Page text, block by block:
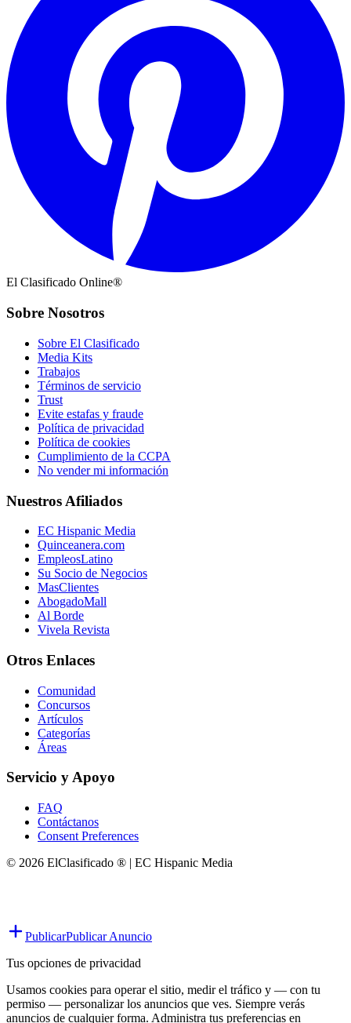
El Clasificado Online®
Sobre Nosotros
Sobre El Clasificado
Media Kits
Trabajos
Términos de servicio
Trust
Evite estafas y fraude
Política de privacidad
Política de cookies
Cumplimiento de la CCPA
No vender mi información
Nuestros Afiliados
EC Hispanic Media
Quinceanera.com
EmpleosLatino
Su Socio de Negocios
MasClientes
AbogadoMall
Al Borde
Vivela Revista
Otros Enlaces
Comunidad
Concursos
Artículos
Categorías
Áreas
Servicio y Apoyo
FAQ
Contáctanos
Consent Preferences
© 2026 ElClasificado ® | EC Hispanic Media
PublicarPublicar Anuncio
Tus opciones de privacidad
Usamos cookies para operar el sitio, medir el tráfico y — con tu
permiso — personalizar los anuncios que ves. Siempre verás
anuncios de cualquier forma. Administra tus preferencias en